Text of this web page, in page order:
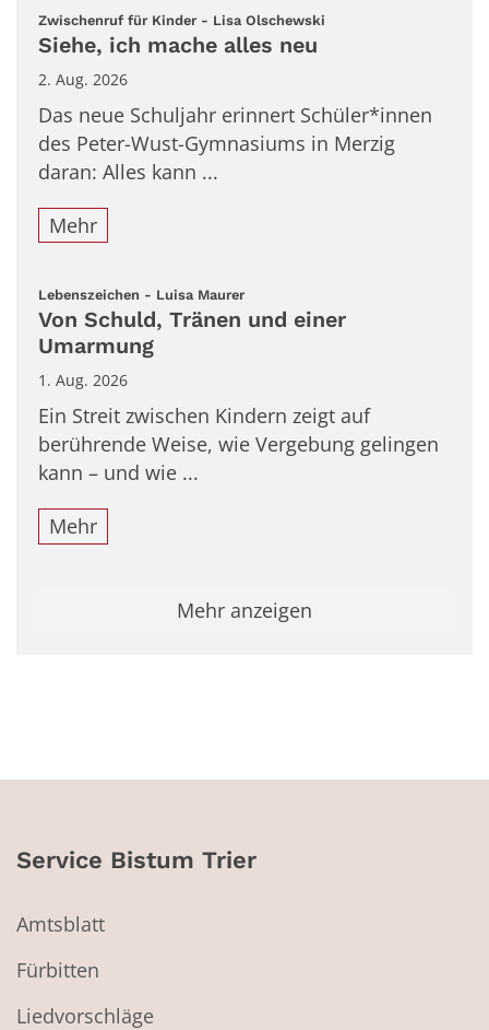
Zwischenruf für Kinder - Lisa Olschewski
Siehe, ich mache alles neu
2. Aug. 2026
Das neue Schuljahr erinnert Schüler*innen
des Peter-Wust-Gymnasiums in Merzig
daran: Alles kann ...
Mehr
Lebenszeichen - Luisa Maurer:
Von Schuld, Tränen und einer
Umarmung
1. Aug. 2026
Ein Streit zwischen Kindern zeigt auf
berührende Weise, wie Vergebung gelingen
kann – und wie ...
Mehr
Mehr anzeigen
Service Bistum Trier
Amtsblatt
Fürbitten
Liedvorschläge